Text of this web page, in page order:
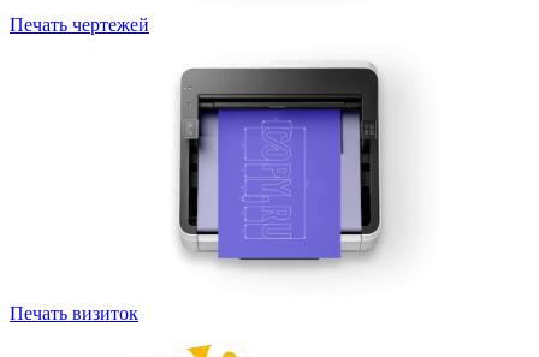
Печать чертежей
Печать визиток